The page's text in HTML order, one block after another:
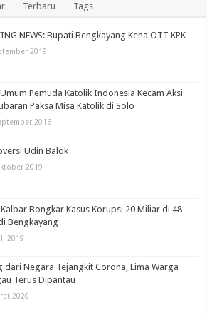
Terbaru Tags
NEWS: Bupati Bengkayang Kena OTT KPK
2019
Pemuda Katolik Indonesia Kecam Aksi
Paksa Misa Katolik di Solo
2016
Udin Balok
2019
Bongkar Kasus Korupsi 20 Miliar di 48
Bengkayang
2019
dari Negara Tejangkit Corona, Lima Warga
Terus Dipantau
2020